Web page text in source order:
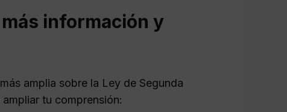
información y
amplia sobre la Ley de Segunda
tu comprensión: